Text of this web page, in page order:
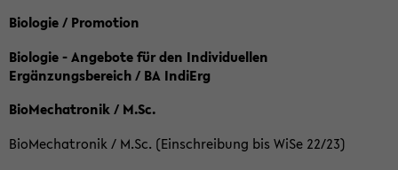
Biologie / Promotion
Biologie - Angebote für den Individuellen
Ergänzungsbereich / BA IndiErg
BioMechatronik / M.Sc.
BioMechatronik / M.Sc. (Einschreibung bis WiSe 22/23)